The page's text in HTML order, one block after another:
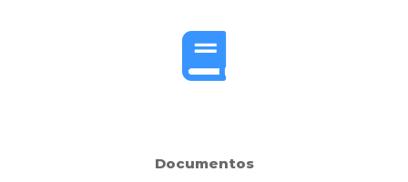
Documentos